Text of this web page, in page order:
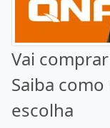
Vai
Saiba
escolha